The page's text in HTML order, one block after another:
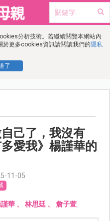
分析技術。若繼續閱覽本網站內
更多cookies資訊請閱讀我們的隱私
了
自己了，我沒有
愛我》楊謹華的
11-05
華、 林思廷 、 詹子萱